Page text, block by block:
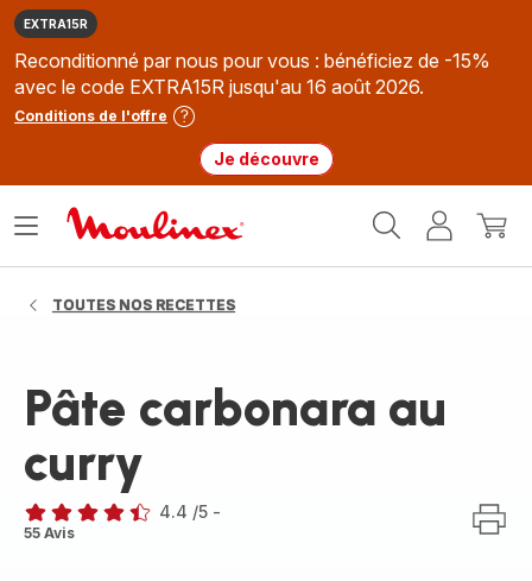
EXTRA15R
Reconditionné par nous pour vous : bénéficiez de -15%
avec le code EXTRA15R jusqu'au 16 août 2026.
Conditions de l'offre
Je découvre
MonMon
Ouvrir
TOUTES NOS RECETTES
Pâte carbonara au
curry
ratings.4.4
4.4 /5 -
55 Avis